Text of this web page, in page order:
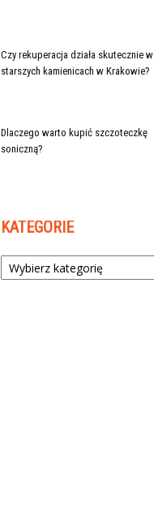
Czy rekuperacja działa skutecznie w
starszych kamienicach w Krakowie?
Dlaczego warto kupić szczoteczkę
soniczną?
KATEGORIE
Kategorie